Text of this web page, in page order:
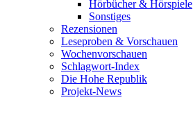
Hörbücher & Hörspiele
Sonstiges
Rezensionen
Leseproben & Vorschauen
Wochenvorschauen
Schlagwort-Index
Die Hohe Republik
Projekt-News